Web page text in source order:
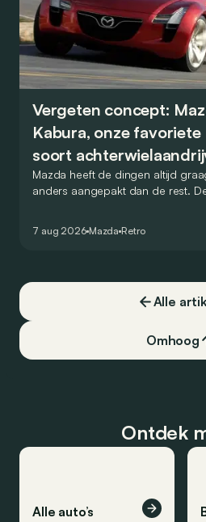
Vergeten concept:
Kabura, onze favoriete
soort
Mazda heeft de dingen altijd
anders aangepakt dan de rest.
7 aug 2026 Mazda Retro
Alle
Omhoog
Ontdek
Alle auto’s